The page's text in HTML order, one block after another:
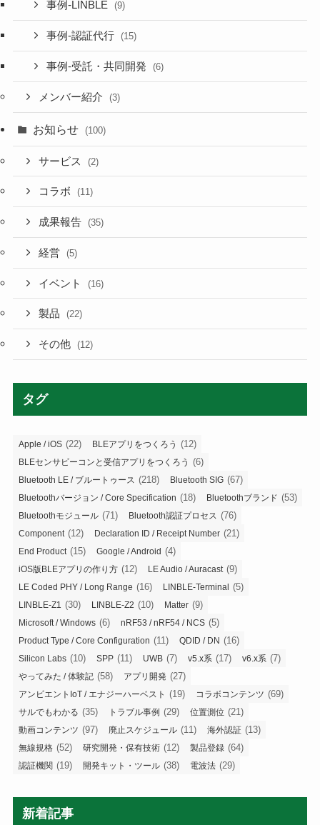
事例-LINBLE (9)
事例-認証代行 (15)
事例-受託・共同開発 (6)
メンバー紹介 (3)
お知らせ (100)
サービス (2)
コラボ (11)
成果報告 (35)
経営 (5)
イベント (16)
製品 (22)
その他 (12)
タグ
Apple / iOS (22) BLEアプリをつくろう (12)
BLEセンサビーコンと受信アプリをつくろう (6)
Bluetooth LE / ブルートゥース (218) Bluetooth SIG (67)
Bluetoothバージョン / Core Specification (18) Bluetoothブランド (53)
Bluetoothモジュール (71) Bluetooth認証プロセス (76)
Component (12) Declaration ID / Receipt Number (21)
End Product (15) Google / Android (4)
iOS版BLEアプリの作り方 (12) LE Audio / Auracast (9)
LE Coded PHY / Long Range (16) LINBLE-Terminal (5)
LINBLE-Z1 (30) LINBLE-Z2 (10) Matter (9)
Microsoft / Windows (6) nRF53 / nRF54 / NCS (5)
Product Type / Core Configuration (11) QDID / DN (16)
Silicon Labs (10) SPP (11) UWB (7) v5.x系 (17) v6.x系 (7)
やってみた / 体験記 (58) アプリ開発 (27)
アンビエントIoT / エナジーハーベスト (19) コラボコンテンツ (69)
サルでもわかる (35) トラブル事例 (29) 位置測位 (21)
動画コンテンツ (97) 廃止スケジュール (11) 海外認証 (13)
無線規格 (52) 研究開発・保有技術 (12) 製品登録 (64)
認証機関 (19) 開発キット・ツール (38) 電波法 (29)
新着記事